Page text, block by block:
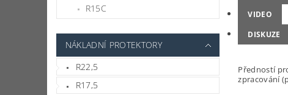
R15C
NÁKLADNÍ PROTEKTORY
R22,5
R17,5
VIDEO
DISKUZE
Předností
zpracování